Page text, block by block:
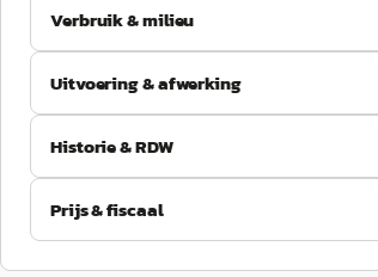
Verbruik & milieu
Uitvoering & afwerking
Historie & RDW
Prijs & fiscaal